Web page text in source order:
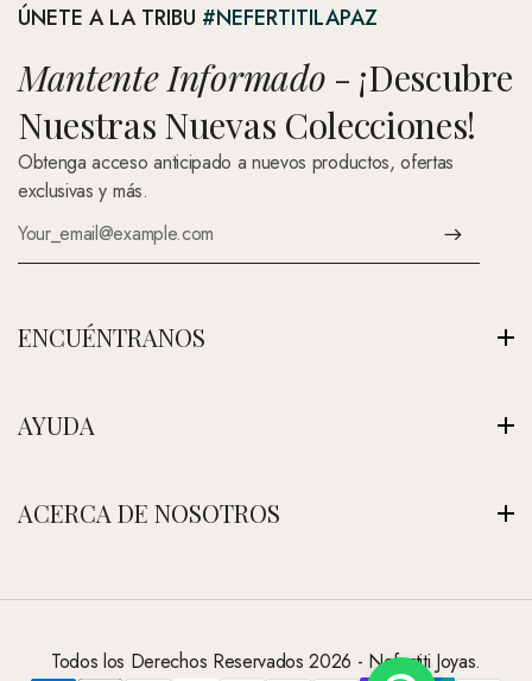
ÚNETE A LA TRIBU #NEFERTITILAPAZ
Mantente Informado - ¡Descubre
Nuestras Nuevas Colecciones!
Obtenga acceso anticipado a nuevos productos, ofertas
exclusivas y más.
ENCUÉNTRANOS
Ver Nuestra Tienda
contacto@nefertitijoyas.com
AYUDA
Política de Privacidad
Preguntas Frecuentes
ACERCA DE NOSOTROS
Visitar Nuestra Tienda
Contáctanos
Todos los Derechos Reservados 2026 - Nefertiti Joyas.